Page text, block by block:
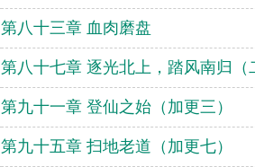
第八十三章 血肉磨盘
第八十七章 逐光北上，踏风南归（
第九十一章 登仙之始（加更三）
第九十五章 扫地老道（加更七）